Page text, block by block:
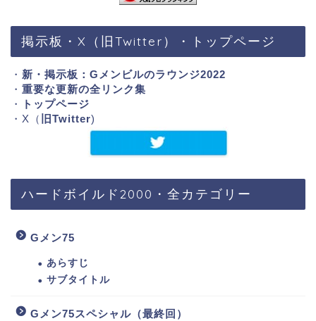
掲示板・X（旧Twitter）・トップページ
・ 新・掲示板：Gメンビルのラウンジ2022
・ 重要な更新の全リンク集
・
トップページ
・X（ 旧Twitter)
ハードボイルド2000・全カテゴリー
Gメン75
あらすじ
サブタイトル
Gメン75スペシャル（最終回）